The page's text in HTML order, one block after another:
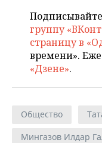
группу
страницу в
времени».
«Дзене».
Общество
Мингазов Илдар